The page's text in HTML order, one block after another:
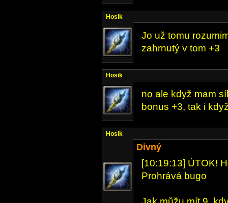
Hosik
Jo už tomu
zahrnutý v tom +3
Hosik
no ale když mam
bonus +3, tak i
Hosik
Divný
[10:19:13] ÚTOK!
Prohrává bugo